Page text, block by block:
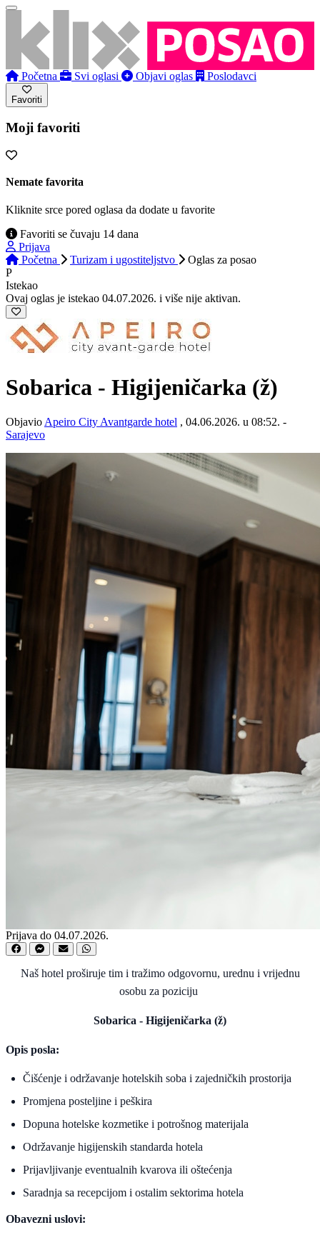
Početna Svi oglasi Objavi oglas Poslodavci
Favoriti
Moji favoriti
Nemate favorita
Kliknite srce pored oglasa da dodate u favorite
Favoriti se čuvaju 14 dana
Prijava
Početna
Turizam i ugostiteljstvo Oglas za posao
P
Istekao
Ovaj oglas je istekao 04.07.2026. i više nije aktivan.
Sobarica - Higijeničarka (ž)
Objavio Apeiro City Avantgarde hotel , 04.06.2026. u 08:52. -
Sarajevo
Prijava do 04.07.2026.
Naš hotel proširuje tim i tražimo odgovornu, urednu i vrijednu
osobu za poziciju
Sobarica - Higijeničarka (ž)
Opis posla:
Čišćenje i održavanje hotelskih soba i zajedničkih prostorija
Promjena posteljine i peškira
Dopuna hotelske kozmetike i potrošnog materijala
Održavanje higijenskih standarda hotela
Prijavljivanje eventualnih kvarova ili oštećenja
Saradnja sa recepcijom i ostalim sektorima hotela
Obavezni uslovi: